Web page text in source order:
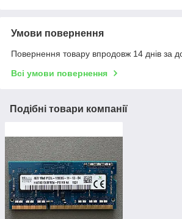
Умови повернення
Повернення товару впродовж 14 днів за
Всі умови повернення
Подібні товари компанії